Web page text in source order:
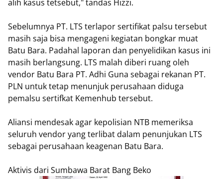
alih kasus tetsebut," tandas Hizzi.
Sebelumnya PT. LTS terlapor sertifikat palsu tersebut
masih saja bisa mengageni kegiatan bongkar muat
Batu Bara. Padahal laporan dan penyelidikan kasus ini
masih berlangsung. LTS malah diberi ruang oleh
vendor Batu Bara PT. Adhi Guna sebagai rekanan PT.
PLN untuk tetap menunjuk perusahaan diduga
pemalsu sertifkat Kemenhub tersebut.
Aliansi mendesak agar kepolisian NTB memeriksa
seluruh vendor yang terlibat dalam penunjukan LTS
sebagai perusahaan keagenan Batu Bara.
Aktivis dari Sumbawa Barat Bang Beko